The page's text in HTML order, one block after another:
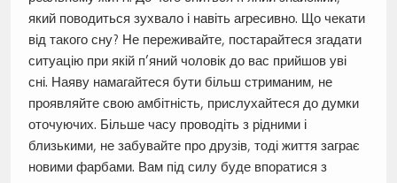
який поводиться зухвало і навіть агресивно. Що чекати
від такого сну? Не переживайте, постарайтеся згадати
ситуацію при якій п’яний чоловік до вас прийшов уві
сні. Наяву намагайтеся бути більш стриманим, не
проявляйте свою амбітність, прислухайтеся до думки
оточуючих. Більше часу проводіть з рідними і
близькими, не забувайте про друзів, тоді життя заграє
новими фарбами. Вам під силу буде впоратися з